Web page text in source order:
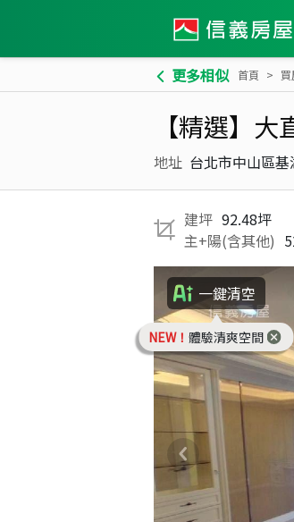
更多相似 首頁 買
【精選】
地址 台北市中山區基
建坪 92.48坪
主+陽(含其他)
一鍵清空
NEW！ 體驗清爽空間